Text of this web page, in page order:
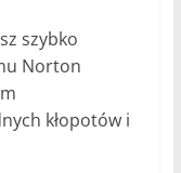
szybko
Norton
kłopotów i